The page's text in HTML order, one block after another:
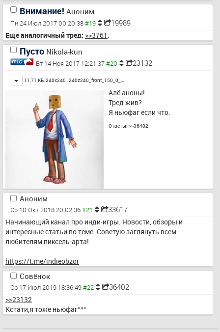
Внимание! Аноним
Пн 24 Июл 2017 00:20:38 19989
Еще аналогичный тред: >>3761
Пусто Nikola-kun
Вт 14 Ноя 2017 12:21:37 23132
Toggle
11,71 КБ, 240x240 , 240z240_front_150_0_…
Алё аноны!
Тред жив?
Я ньюфаг если что.
Ответы: >>36402
Аноним
Ср 10 Окт 2018 20:02:36 33617
Начинающий канал про инди-игры. Новости, обзоры и
интересные статьи по теме. Советую заглянуть всем
любителям пиксель-арта!
https://t.me/indieobzor
Совёнок
Ср 17 Июл 2019 18:36:49 36402
>>23132
Кстати,я тоже ньюфаг°^°